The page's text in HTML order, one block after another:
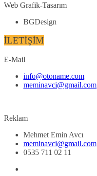
Web Grafik-Tasarım
BGDesign
İLETİŞİM
E-Mail
info@otoname.com
meminavci@gmail.com
Reklam
Mehmet Emin Avcı
meminavci@gmail.com
0535 711 02 11